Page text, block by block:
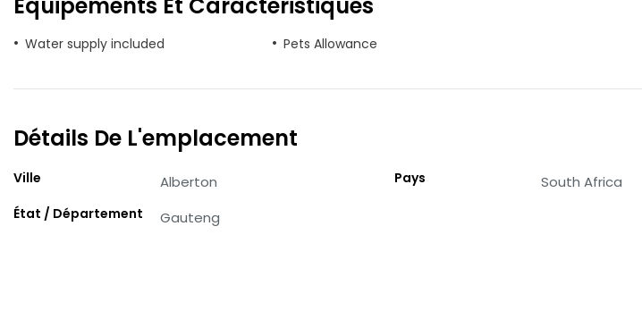
Water supply included Pets Allowance
Détails De L'emplacement
Ville Alberton
État / Département Gauteng
Pays South Africa